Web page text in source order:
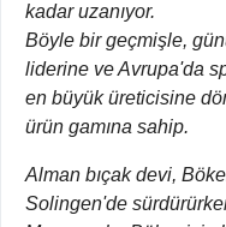
kadar uzanıyor.
Böyle bir geçmişle,
liderine ve Avrupa'da
en büyük üreticisine
ürün gamına sahip.
Alman bıçak devi,
Solingen'de